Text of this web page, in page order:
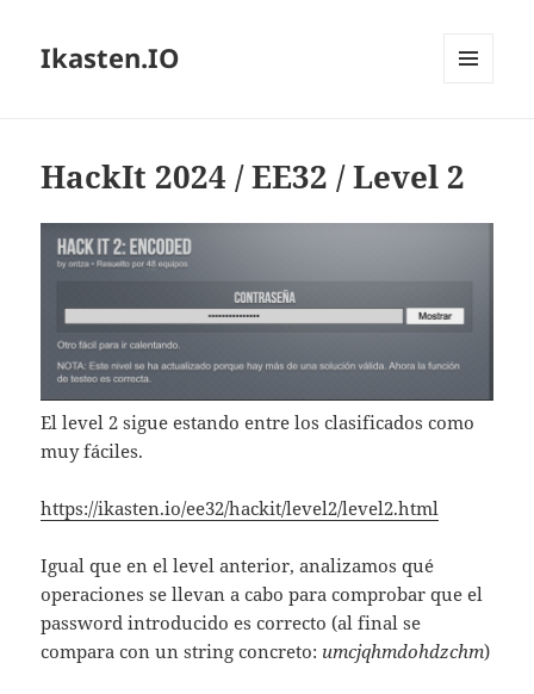
Ikasten.IO
HackIt 2024 / EE32 / Level 2
El level 2 sigue estando entre los clasificados como
muy fáciles.
https://ikasten.io/ee32/hackit/level2/level2.html
Igual que en el level anterior, analizamos qué
operaciones se llevan a cabo para comprobar que el
password introducido es correcto (al final se
compara con un string concreto: umcjqhmdohdzchm)